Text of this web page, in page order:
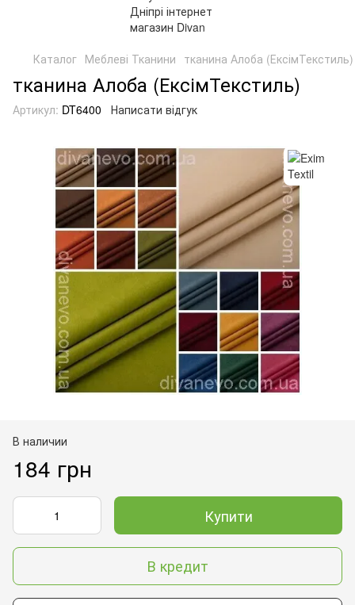
Каталог Меблеві Тканини тканина Алоба (ЕксімТекстиль)
тканина Алоба (ЕксімТекстиль)
Артикул: DT6400 Написати відгук
В наличии
184 грн
Купити
В кредит